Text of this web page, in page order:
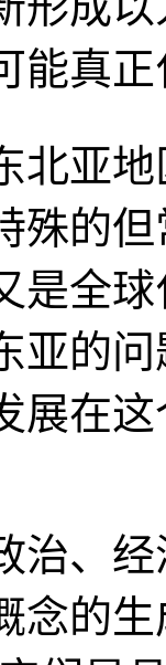
能真
北亚
殊的
是全
亚的
展在
治、
念的